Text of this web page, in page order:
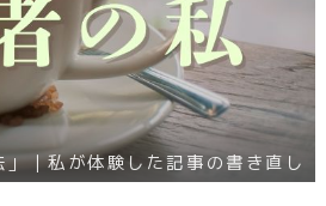
｜私が体験した記事の書き直し